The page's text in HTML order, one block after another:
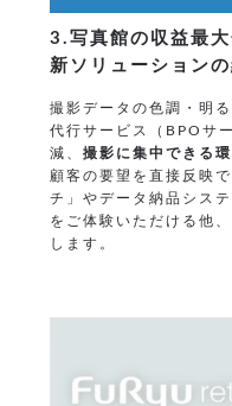
3.写真館の収益最
新ソリューション
撮影データの色調・明
代行サービス（BPOサ
減、撮影に集中できる
顧客の要望を直接反映
チ」やデータ納品シス
をご体験いただける他、
します。